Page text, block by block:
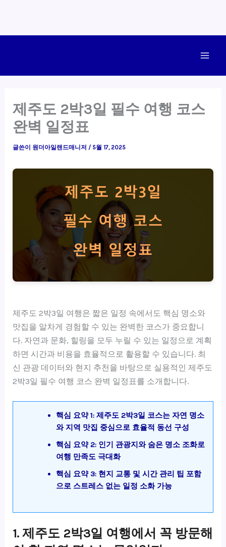
제주도 2박3일 필수 여행 코스
완벽 일정표
글쓴이 원더아일랜드매니저 / 5월 17, 2025
제주도 2박3일 여행은 짧은 일정 속에서도 핵심 명소와
맛집을 알차게 경험할 수 있는 완벽한 코스가 중요합니
다. 자연과 문화, 힐링을 모두 누릴 수 있는 일정으로 계획
하면 시간과 비용을 효율적으로 활용할 수 있습니다. 최
신 관광 데이터와 현지 추천을 바탕으로 실용적인 제주도
2박3일 필수 여행 코스 완벽 일정표를 소개합니다.
핵심 요약 1: 제주도 2박3일 코스는 자연 명소
와 지역 맛집 중심으로 효율적 동선 구성
핵심 요약 2: 인기 관광지와 숨은 명소 조화로
여행 만족도 극대화
핵심 요약 3: 현지 교통 및 시간 관리 팁 포함
으로 스트레스 없는 일정 소화 가능
1. 제주도 2박3일 여행에서 꼭 방문해